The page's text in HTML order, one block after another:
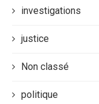
investigations
justice
Non classé
politique